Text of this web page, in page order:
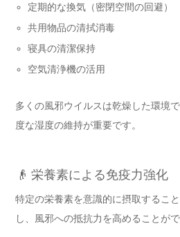
定期的な換気（密閉空間の回避）
共用物品の清拭消毒
寝具の清潔保持
空気清浄機の活用
多くの風邪ウイルスは乾燥した環境
度な湿度の維持が重要です。
👴 栄養素による免疫力強化
特定の栄養素を意識的に摂取するこ
し、風邪への抵抗力を高めることがで